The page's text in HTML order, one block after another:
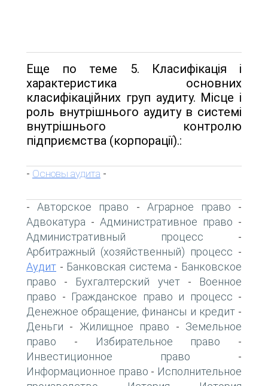
Еще по теме 5. Класифікація і
характеристика основних
класифікаційних груп аудиту. Місце і
роль внутрішнього аудиту в системі
внутрішнього контролю
підприємства (корпорації).:
- Основы аудита -
-Авторское право - Аграрное право -
Адвокатура - Административное право -
Административный процесс -
Арбитражный (хозяйственный) процесс -
Аудит - Банковская система - Банковское
право - Бухгалтерский учет-
Военное
право - Гражданское право и процесс -
Денежное обращение, финансы и кредит-
Деньги - Жилищное право - Земельное
право - Избирательное право -
Инвестиционное право -
Информационное право - Исполнительное